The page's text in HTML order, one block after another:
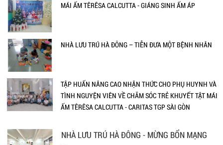
MÁI ẤM TÊRÊSA CALCUTTA - GIÁNG SINH ẤM ÁP
NHÀ LƯU TRÚ HÀ ĐÔNG – TIỄN ĐƯA MỘT BỆNH NHÂN
TẬP HUẤN NÂNG CAO NHẬN THỨC CHO PHỤ HUYNH VÀ
TÌNH NGUYỆN VIÊN VỀ CHĂM SÓC TRẺ KHUYẾT TẬT MÁI
ẤM TÊRÊSA CALCUTTA - CARITAS TGP SÀI GÒN
NHÀ LƯU TRÚ HÀ ĐÔNG - MỪNG BỔN MẠNG